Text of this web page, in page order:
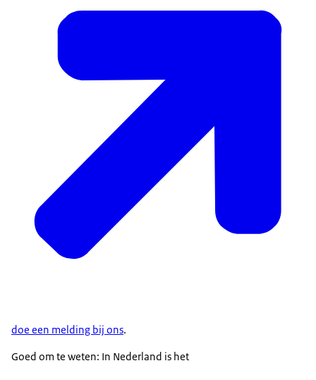
doe een melding bij ons.
Goed om te weten: In Nederland is het